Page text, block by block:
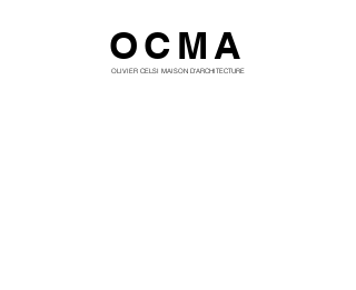
OCMA
OLIVIER CELSI MAISON D'ARCHITECTURE